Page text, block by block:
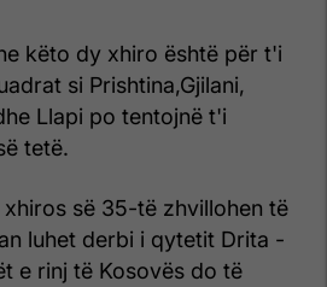
këto dy xhiro është për t'i
si Prishtina,Gjilani,
Llapi po tentojnë t'i
tetë.
së 35-të zhvillohen të
luhet derbi i qytetit Drita -
e rinj të Kosovës do të